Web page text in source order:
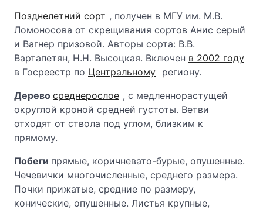
Позднелетний сорт , получен в МГУ им. М.В.
Ломоносова от скрещивания сортов Анис серый
и Вагнер призовой. Авторы сорта: В.В.
Вартапетян, Н.Н. Высоцкая. Включен в 2002 году
в Госреестр по Центральному региону.
Дерево среднерослое , с медленнорастущей
округлой кроной средней густоты. Ветви
отходят от ствола под углом, близким к
прямому.
Побеги прямые, коричневато-бурые, опушенные.
Чечевички многочисленные, среднего размера.
Почки прижатые, средние по размеру,
конические, опушенные. Листья крупные,